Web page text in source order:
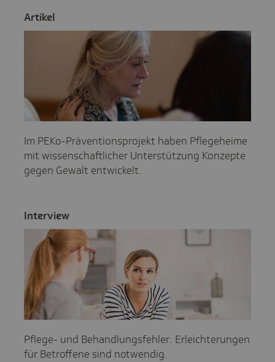
Artikel
Im PEKo-Präventionsprojekt haben Pflegeheime
mit wissenschaftlicher Unterstützung Konzepte
gegen Gewalt entwickelt.
Inter­view
Pflege- und Behandlungsfehler: Erleichterungen
für Betroffene sind notwendig.